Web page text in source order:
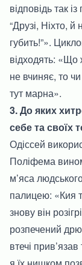
відповідь так
“Друзі, Ніхто,
губить!”».
відходять: «Що
не вчиняє, то
тут марна».
3. До яких
себе та своїх
Одіссей
Поліфема
м’яса
палицею: «Кия
знову він
розпечений
втечі